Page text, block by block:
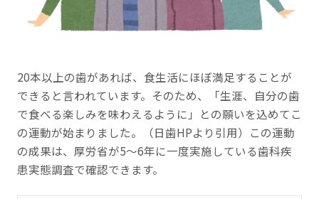
20本以上の歯があれば、食生活にほぼ満足することが
できると言われています。そのため、「生涯、自分の歯
で食べる楽しみを味わえるように」との願いを込めてこ
の運動が始まりました。（日歯HPより引用）この運動
の成果は、厚労省が5～6年に一度実施している歯科疾
患実態調査で確認できます。